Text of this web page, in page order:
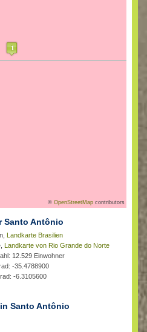
©OpenStreetMap contributors
Santo Antônio
Landkarte Brasilien
Landkarte von Rio Grande do Norte
12.529 Einwohner
-35.4788900
-6.3105600
Santo Antônio